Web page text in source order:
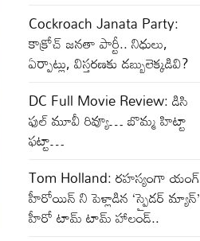
Cockroach Janata Party:
కాక్రోచ్‌ జనతా పార్టీ.. నిధులు,
ఏర్పాట్లు, విస్తరణకు డబ్బులెక్కడివి?
DC Full Movie Review: డిసి
ఫుల్ మూవీ రివ్యూ… బొమ్మ హిట్టా
ఫట్టా…
Tom Holland: రహస్యంగా యంగ్
హీరోయిన్ ని పెళ్లాడిన ‘స్పైడర్ మ్యాన్’
హీరో టామ్ టామ్ హాలండ్..